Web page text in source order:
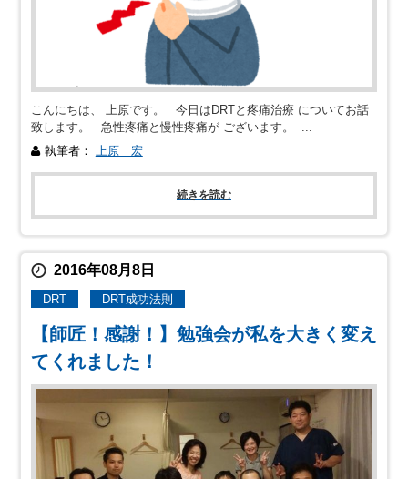
こんにちは、 上原です。 今日はDRTと疼痛治療 についてお話
致します。 急性疼痛と慢性疼痛が ございます。 ...
執筆者：
上原 宏
続きを読む
2016年08月8日
DRT DRT成功法則
【師匠！感謝！】勉強会が私を大きく変え
てくれました！